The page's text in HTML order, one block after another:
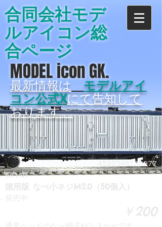
合同会社モデ
ルアイコン総
合ページ
MODEL icon GK.
最新情報は
モデルアイ
コン公式Xにて告知して
おります。
4580346120977
661N1